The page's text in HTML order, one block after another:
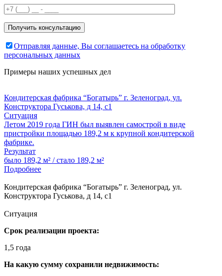
Отправляя данные, Вы соглашаетесь на обработку
персональных данных
Примеры наших успешных дел
Кондитерская фабрика “Богатырь” г. Зеленоград, ул.
Конструктора Гуськова, д 14, с1
Ситуация
Летом 2019 года ГИН был выявлен самострой в виде
пристройки площадью 189,2 м к крупной кондитерской
фабрике.
Результат
было 189,2 м² / стало 189,2 м²
Подробнее
Кондитерская фабрика “Богатырь” г. Зеленоград, ул.
Конструктора Гуськова, д 14, с1
Ситуация
Срок реализации проекта:
1,5 года
На какую сумму сохранили недвижимость: